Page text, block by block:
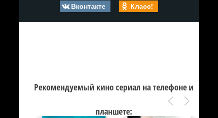
Вконтакте
Класс!
Рекомендуемый кино сериал на телефоне и
планшете: